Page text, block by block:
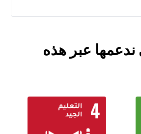
ندعمها عبر هذه